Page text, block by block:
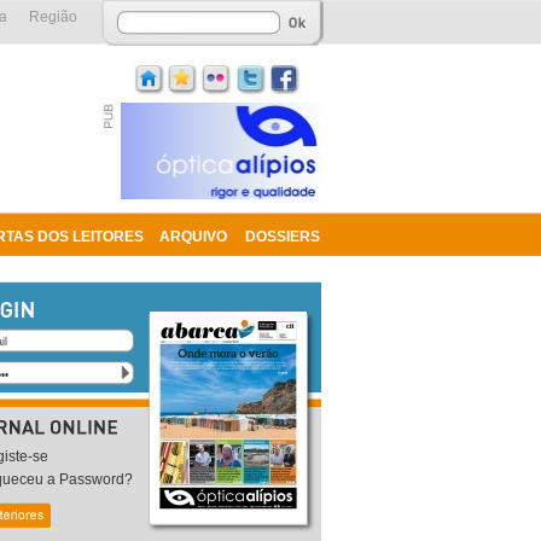
DOS LEITORES ARQUIVO DOSSIERS
Região
se
a Password?